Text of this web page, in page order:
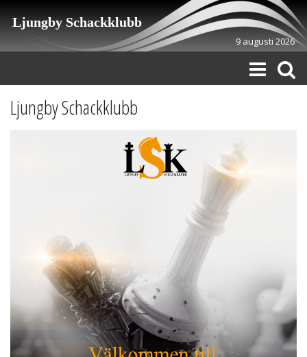
Ljungby Schackklubb
9 augusti 2026
Ljungby Schackklubb